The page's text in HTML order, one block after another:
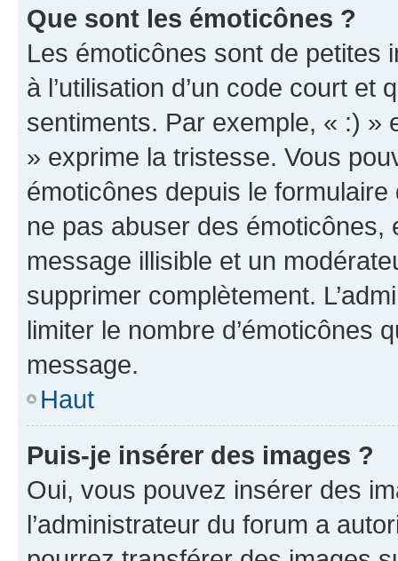
Que sont les émoticônes ?
Les émoticônes sont de petites
à l’utilisation d’un code court et
sentiments. Par exemple, « :) »
» exprime la tristesse. Vous
émoticônes depuis le
ne pas abuser des
message illisible et un
supprimer complètement.
limiter le nombre d’émoticônes
message.
Haut
Puis-je insérer des images ?
Oui, vous pouvez insérer des
l’administrateur du forum a